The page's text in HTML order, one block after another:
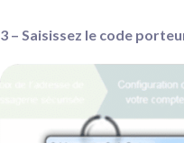
3 – Saisissez le code